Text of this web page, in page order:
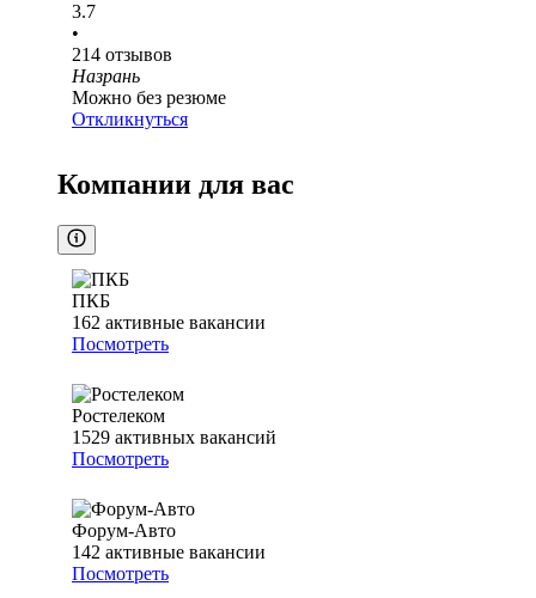
3.7
•
214 отзывов
Назрань
Можно без резюме
Откликнуться
Компании для вас
ПКБ
162 активные вакансии
Посмотреть
Ростелеком
1529 активных вакансий
Посмотреть
Форум-Авто
142 активные вакансии
Посмотреть